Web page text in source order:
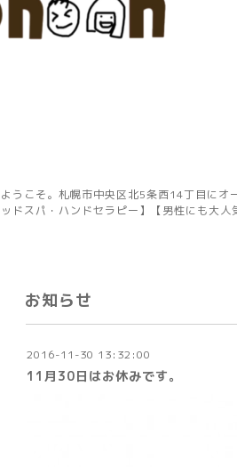
うこそ。札幌市中央区北5条西14丁目にオ
ドスパ・ハンドセラピー】【男性にも大
お知らせ
2016-11-30 13:32:00
11月30日はお休みです。